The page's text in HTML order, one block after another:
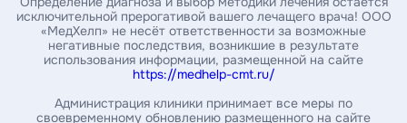
исключительной прерогативой вашего лечащего врача! ООО
«МедХелп» не несёт ответственности за возможные
негативные последствия, возникшие в результате
использования информации, размещенной на сайте
https://medhelp-cmt.ru/
Администрация клиники принимает все меры по
своевременному обновлению размещенного на сайте
Введите ваш номер телефона
Заказать справку